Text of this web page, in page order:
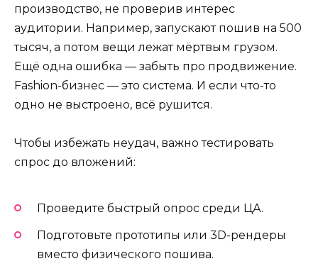
производство, не проверив интерес
аудитории. Например, запускают пошив на 500
тысяч, а потом вещи лежат мёртвым грузом.
Ещё одна ошибка — забыть про продвижение.
Fashion-бизнес — это система. И если что-то
одно не выстроено, всё рушится.
Чтобы избежать неудач, важно тестировать
спрос до вложений:
Проведите быстрый опрос среди ЦА.
Подготовьте прототипы или 3D-рендеры
вместо физического пошива.